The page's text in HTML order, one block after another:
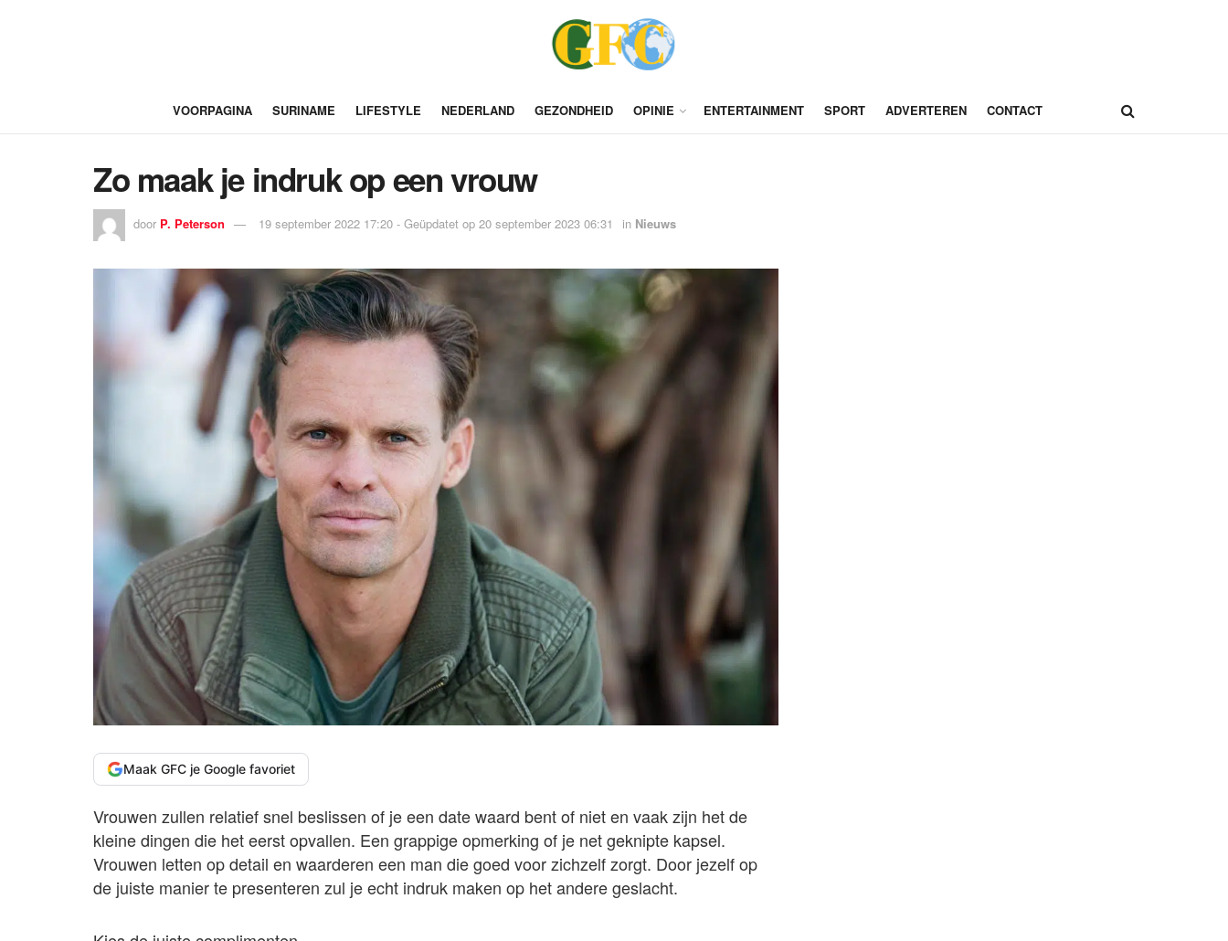
VOORPAGINA SURINAME LIFESTYLE NEDERLAND GEZONDHEID OPINIE ENTERTAINMENT SPORT ADVERTEREN CONTACT
Zo maak je indruk op een vrouw
door P. Peterson 19 september 2022 17:20 - Geüpdatet op 20 september 2023 06:31 in Nieuws
Maak GFC je Google favoriet
Vrouwen zullen relatief snel beslissen of je een date waard bent of niet en vaak zijn het de
kleine dingen die het eerst opvallen. Een grappige opmerking of je net geknipte kapsel.
Vrouwen letten op detail en waarderen een man die goed voor zichzelf zorgt. Door jezelf op
de juiste manier te presenteren zul je echt indruk maken op het andere geslacht.